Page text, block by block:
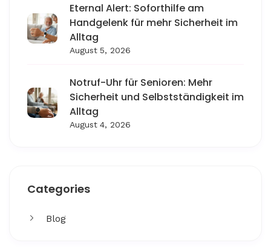
Eternal Alert: Soforthilfe am
Handgelenk für mehr Sicherheit im
Alltag
August 5, 2026
Notruf-Uhr für Senioren: Mehr
Sicherheit und Selbstständigkeit im
Alltag
August 4, 2026
Categories
Blog